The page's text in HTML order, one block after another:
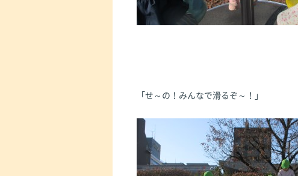
「せ～の！みんなで滑るぞ～！」